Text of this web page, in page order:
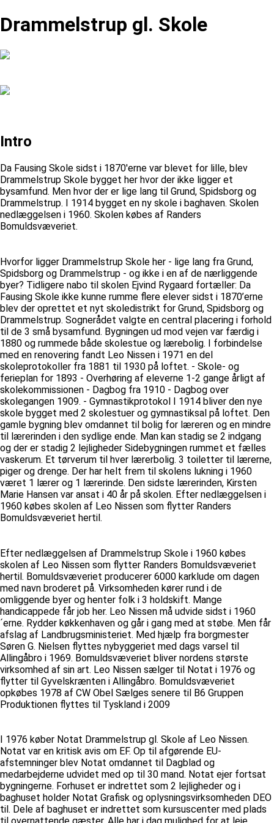
Drammelstrup gl. Skole
Intro
Da Fausing Skole sidst i 1870'erne var blevet for lille, blev
Drammelstrup Skole bygget her hvor der ikke ligger et
bysamfund. Men hvor der er lige lang til Grund, Spidsborg og
Drammelstrup. I 1914 bygget en ny skole i baghaven. Skolen
nedlæggelsen i 1960. Skolen købes af Randers
Bomuldsvæveriet.
Hvorfor ligger Drammelstrup Skole her - lige lang fra Grund,
Spidsborg og Drammelstrup - og ikke i en af de nærliggende
byer? Tidligere nabo til skolen Ejvind Rygaard fortæller: Da
Fausing Skole ikke kunne rumme flere elever sidst i 1870’erne
blev der oprettet et nyt skoledistrikt for Grund, Spidsborg og
Drammelstrup. Sognerådet valgte en central placering i forhold
til de 3 små bysamfund. Bygningen ud mod vejen var færdig i
1880 og rummede både skolestue og lærebolig. I forbindelse
med en renovering fandt Leo Nissen i 1971 en del
skoleprotokoller fra 1881 til 1930 på loftet. - Skole- og
ferieplan for 1893 - Overhøring af eleverne 1-2 gange årligt af
skolekommissionen - Dagbog fra 1910 - Dagbog over
skolegangen 1909. - Gymnastikprotokol I 1914 bliver den nye
skole bygget med 2 skolestuer og gymnastiksal på loftet. Den
gamle bygning blev omdannet til bolig for læreren og en mindre
til lærerinden i den sydlige ende. Man kan stadig se 2 indgang
og der er stadig 2 lejligheder Sidebygningen rummet et fælles
vaskerum. Et tørverum til hver lærerbolig. 3 toiletter til lærerne,
piger og drenge. Der har helt frem til skolens lukning i 1960
været 1 lærer og 1 lærerinde. Den sidste lærerinden, Kirsten
Marie Hansen var ansat i 40 år på skolen. Efter nedlæggelsen i
1960 købes skolen af Leo Nissen som flytter Randers
Bomuldsvæveriet hertil.
Efter nedlæggelsen af Drammelstrup Skole i 1960 købes
skolen af Leo Nissen som flytter Randers Bomuldsvæveriet
hertil. Bomuldsvæveriet producerer 6000 karklude om dagen
med navn broderet på. Virksomheden kører rund i de
omliggende byer og henter folk i 3 holdskift. Mange
handicappede får job her. Leo Nissen må udvide sidst i 1960
´erne. Rydder køkkenhaven og går i gang med at støbe. Men får
afslag af Landbrugsministeriet. Med hjælp fra borgmester
Søren G. Nielsen flyttes nybyggeriet med dags varsel til
Allingåbro i 1969. Bomuldsvæveriet bliver nordens største
virksomhed af sin art. Leo Nissen sælger til Notat i 1976 og
flytter til Gyvelskrænten i Allingåbro. Bomuldsvæveriet
opkøbes 1978 af CW Obel Sælges senere til B6 Gruppen
Produktionen flyttes til Tyskland i 2009
I 1976 køber Notat Drammelstrup gl. Skole af Leo Nissen.
Notat var en kritisk avis om EF. Op til afgørende EU-
afstemninger blev Notat omdannet til Dagblad og
medarbejderne udvidet med op til 30 mand. Notat ejer fortsat
bygningerne. Forhuset er indrettet som 2 lejligheder og i
baghuset holder Notat Grafisk og oplysningsvirksomheden DEO
til. Dele af baghuset er indrettet som kursuscenter med plads